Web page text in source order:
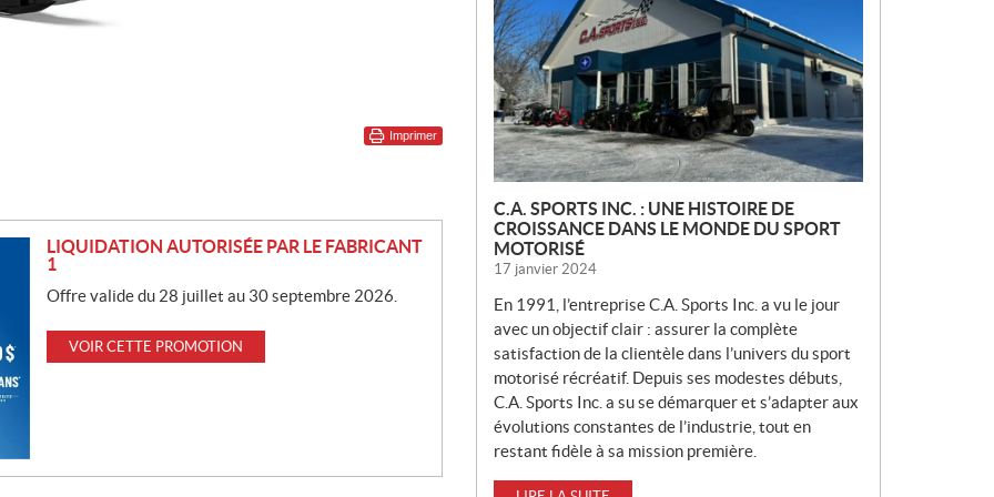
Imprimer
LIQUIDATION AUTORISÉE PAR LE FABRICANT
1
Offre valide du 28 juillet au 30 septembre 2026.
VOIR CETTE PROMOTION
V
E
L
L
E
S
C.A. SPORTS INC. : UNE HISTOIRE DE
CROISSANCE DANS LE MONDE DU SPORT
MOTORISÉ
17 janvier 2024
En 1991, l’entreprise C.A. Sports Inc. a vu le jour
avec un objectif clair : assurer la complète
satisfaction de la clientèle dans l’univers du sport
motorisé récréatif. Depuis ses modestes débuts,
C.A. Sports Inc. a su se démarquer et s’adapter aux
évolutions constantes de l’industrie, tout en
restant fidèle à sa mission première.